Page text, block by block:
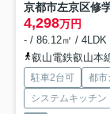
4,298万円
- / 86.12㎡ / 4LDK
叡山電鉄叡山本
駐車2台可 都市
システムキッチン